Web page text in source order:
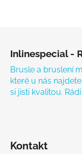
Inlinespecial -
Brusle a bruslení
které u nás
si jisti kvalitou.
Kontakt